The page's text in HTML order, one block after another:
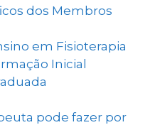
dos Membros
em Fisioterapia
Inicial
pode fazer por